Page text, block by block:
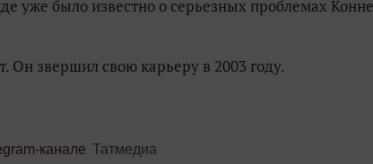
уже было известно о серьезных проблемах
Он звершил свою карьеру в 2003 году.
канале Татмедиа